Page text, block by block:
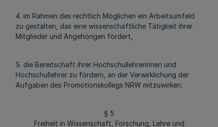
4. im Rahmen des rechtlich Möglichen ein Arbeitsumfeld
zu gestalten, das eine wissenschaftliche Tätigkeit ihrer
Mitglieder und Angehörigen fördert,
5. die Bereitschaft ihrer Hochschullehrerinnen und
Hochschullehrer zu fördern, an der Verwirklichung der
Aufgaben des Promotionskollegs NRW mitzuwirken.
§ 5
Freiheit in Wissenschaft, Forschung, Lehre und